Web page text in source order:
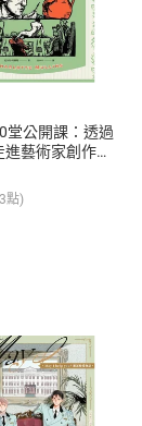
Step2.登入
堂公開課：透過
藝術家創作現
如何誕生、如
生活【電子
點)